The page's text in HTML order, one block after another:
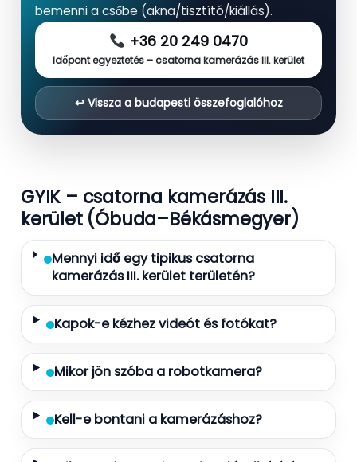
bemenni a csőbe (akna/tisztító/kiállás).
+36 20 249 0470
Időpont egyeztetés – csatorna kamerázás III. kerület
↩︎ Vissza a budapesti összefoglalóhoz
GYIK – csatorna kamerázás III.
kerület (Óbuda–Békásmegyer)
Mennyi idő egy tipikus csatorna
kamerázás III. kerület területén?
Kapok-e kézhez videót és fotókat?
Mikor jön szóba a robotkamera?
Kell-e bontani a kamerázáshoz?